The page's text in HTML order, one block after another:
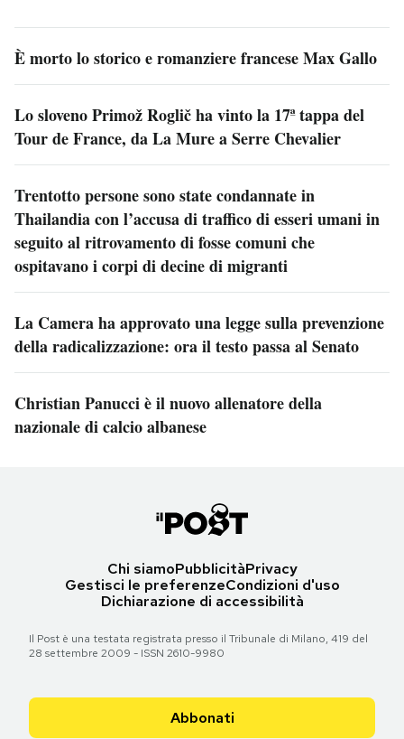
È morto lo storico e romanziere francese Max Gallo
Lo sloveno Primož Roglič ha vinto la 17ª tappa del
Tour de France, da La Mure a Serre Chevalier
Trentotto persone sono state condannate in
Thailandia con l’accusa di traffico di esseri umani in
seguito al ritrovamento di fosse comuni che
ospitavano i corpi di decine di migranti
La Camera ha approvato una legge sulla prevenzione
della radicalizzazione: ora il testo passa al Senato
Christian Panucci è il nuovo allenatore della
nazionale di calcio albanese
Chi siamoPubblicitàPrivacy
Gestisci le preferenzeCondizioni d'uso
Dichiarazione di accessibilità
Il Post è una testata registrata presso il Tribunale di Milano, 419 del
28 settembre 2009 - ISSN 2610-9980
Abbonati